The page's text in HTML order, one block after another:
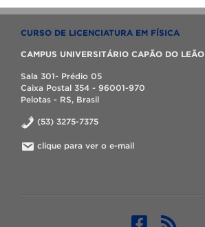
CURSO DE LICENCIATURA EM FÍSICA
CAMPUS UNIVERSITÁRIO CAPÃO DO LEÃO
Sala 301- Prédio 05
Caixa Postal 354 - 96001-970
Pelotas - RS, Brasil
(53) 3275-7375
clique para ver o e-mail